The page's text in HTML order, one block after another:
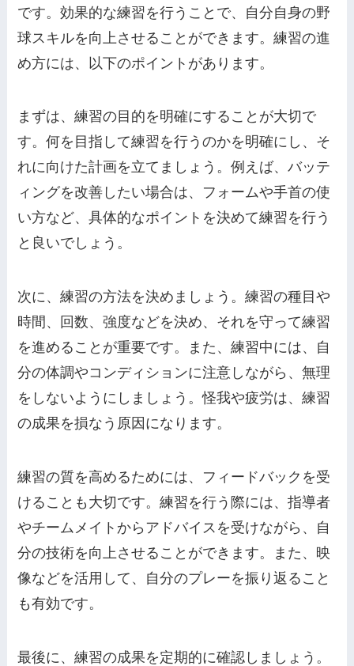
です。効果的な練習を行うことで、自分自身の野
球スキルを向上させることができます。練習の進
め方には、以下のポイントがあります。
まずは、練習の目的を明確にすることが大切で
す。何を目指して練習を行うのかを明確にし、そ
れに向けた計画を立てましょう。例えば、バッテ
ィングを改善したい場合は、フォームや手首の使
い方など、具体的なポイントを決めて練習を行う
と良いでしょう。
次に、練習の方法を決めましょう。練習の種目や
時間、回数、強度などを決め、それを守って練習
を進めることが重要です。また、練習中には、自
分の体調やコンディションに注意しながら、無理
をしないようにしましょう。怪我や疲労は、練習
の成果を損なう原因になります。
練習の質を高めるためには、フィードバックを受
けることも大切です。練習を行う際には、指導者
やチームメイトからアドバイスを受けながら、自
分の技術を向上させることができます。また、映
像などを活用して、自分のプレーを振り返ること
も有効です。
最後に、練習の成果を定期的に確認しましょう。